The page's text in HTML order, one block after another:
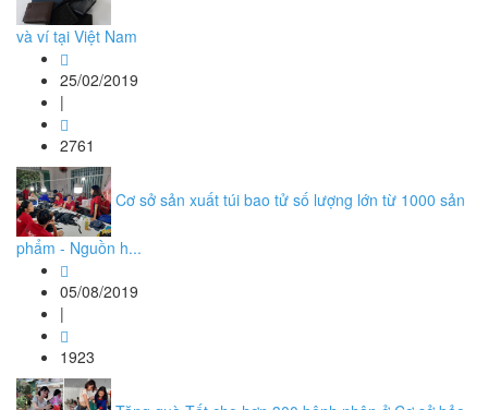
và ví tại Việt Nam
25/02/2019
|
2761
Cơ sở sản xuất túi bao tử số lượng lớn từ 1000 sản
phẩm - Nguồn h...
05/08/2019
|
1923